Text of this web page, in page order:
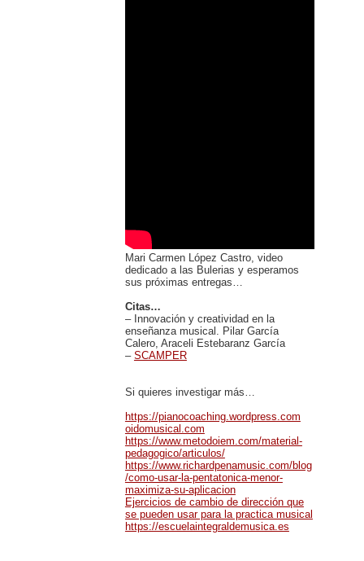
Mari Carmen López Castro, video
dedicado a las Bulerias y esperamos
sus próximas entregas…
Citas…
– Innovación y creatividad en la
enseñanza musical. Pilar García
Calero, Araceli Estebaranz García
– SCAMPER
Si quieres investigar más…
https://pianocoaching.wordpress.com
oidomusical.com
https://www.metodoiem.com/material-
pedagogico/articulos/
https://www.richardpenamusic.com/blog
/como-usar-la-pentatonica-menor-
maximiza-su-aplicacion
Ejercicios de cambio de dirección que
se pueden usar para la practica musical
https://escuelaintegraldemusica.es